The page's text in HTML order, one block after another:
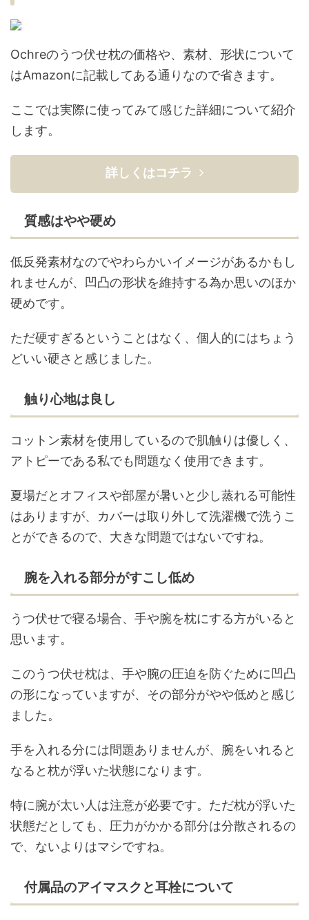
Ochreのうつ伏せ枕の価格や、素材、形状について
はAmazonに記載してある通りなので省きます。
ここでは実際に使ってみて感じた詳細について紹介
します。
詳しくはコチラ
質感はやや硬め
低反発素材なのでやわらかいイメージがあるかもし
れませんが、凹凸の形状を維持する為か思いのほか
硬めです。
ただ硬すぎるということはなく、個人的にはちょう
どいい硬さと感じました。
触り心地は良し
コットン素材を使用しているので肌触りは優しく、
アトピーである私でも問題なく使用できます。
夏場だとオフィスや部屋が暑いと少し蒸れる可能性
はありますが、カバーは取り外して洗濯機で洗うこ
とができるので、大きな問題ではないですね。
腕を入れる部分がすこし低め
うつ伏せで寝る場合、手や腕を枕にする方がいると
思います。
このうつ伏せ枕は、手や腕の圧迫を防ぐために凹凸
の形になっていますが、その部分がやや低めと感じ
ました。
手を入れる分には問題ありませんが、腕をいれると
なると枕が浮いた状態になります。
特に腕が太い人は注意が必要です。ただ枕が浮いた
状態だとしても、圧力がかかる部分は分散されるの
で、ないよりはマシですね。
付属品のアイマスクと耳栓について